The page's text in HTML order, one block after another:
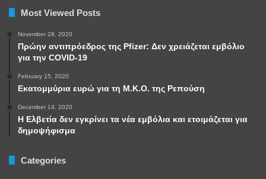
Most Viewed Posts
November 28, 2020
Πρώην αντιπρόεδρος της Pfizer: Δεν χρειάζεται εμβόλιο
για την COVID-19
February 15, 2020
Εκατομμύρια ευρώ για τη Μ.Κ.Ο. της Ρεπούση
December 14, 2020
Η Ελβετία δεν εγκρίνει τα νέα εμβόλια και ετοιμάζεται για
δημοψήφισμα
Categories